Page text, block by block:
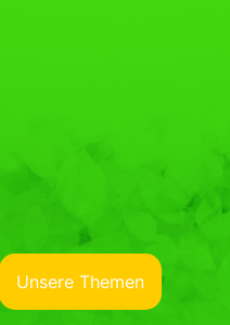
Unsere Themen